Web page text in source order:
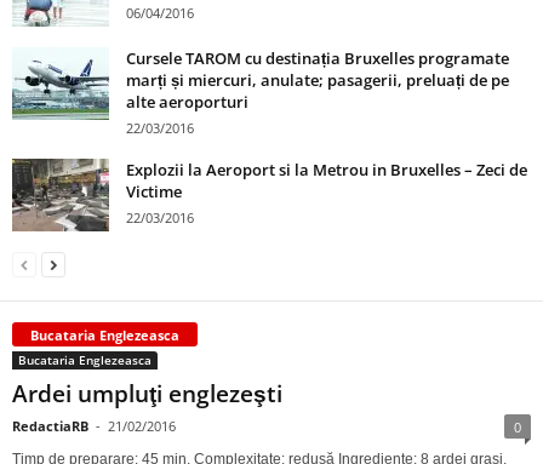
06/04/2016
Cursele TAROM cu destinația Bruxelles programate
marți și miercuri, anulate; pasagerii, preluați de pe
alte aeroporturi
22/03/2016
Explozii la Aeroport si la Metrou in Bruxelles – Zeci de
Victime
22/03/2016
Bucataria Englezeasca
Bucataria Englezeasca
Ardei umpluţi englezeşti
RedactiaRB - 21/02/2016 0
Timp de preparare: 45 min. Complexitate: redusă Ingrediente: 8 ardei grasi,